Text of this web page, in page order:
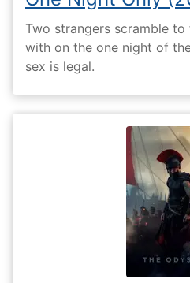
Two strangers scramble
with on the one night of
sex is legal.